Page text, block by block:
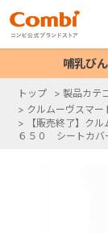
哺乳び
トップ > 製品カテ
> クルムーヴスマー
>
【販売終了】ク
６５０ シートカバ